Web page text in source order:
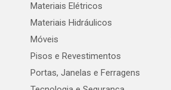
Materiais Elétricos
Materiais Hidráulicos
Móveis
Pisos e Revestimentos
Portas, Janelas e Ferragens